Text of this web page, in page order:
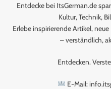
Entdecke bei ItsGerman.de
Kultur, Technik,
Erlebe inspirierende Artikel,
– verständlich,
Entdecken.
E-Mail: